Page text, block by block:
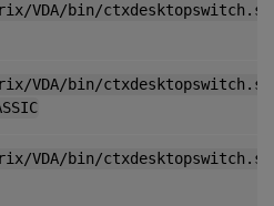
VDA/bin/ctxdesktopswitch.sh
VDA/bin/ctxdesktopswitch.sh
VDA/bin/ctxdesktopswitch.sh